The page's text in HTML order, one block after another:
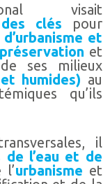
visait
clés
pour
et
préservation et
ses milieux
humides) au
qu’ils
il
de l’eau et de
l’urbanisme et